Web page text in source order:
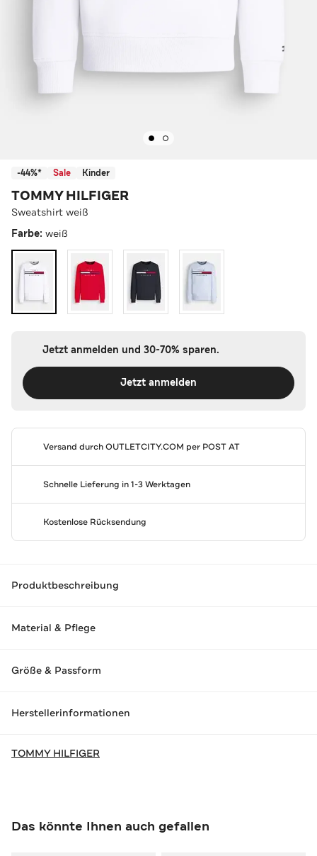
-44%* Sale Kinder
TOMMY HILFIGER
Sweatshirt weiß
Farbe: weiß
Jetzt anmelden und 30-70% sparen.
Jetzt anmelden
Versand durchOUTLETCITY.COM per POST AT
Schnelle Lieferung in 1-3 Werktagen
Kostenlose Rücksendung
Produktbeschreibung
Material & Pflege
Größe & Passform
Herstellerinformationen
TOMMY HILFIGER
Das könnte Ihnen auch gefallen